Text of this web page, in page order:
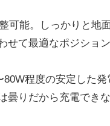
可能。しっかりと地
て最適なポジション
程度の安定した
曇りだから充電でき